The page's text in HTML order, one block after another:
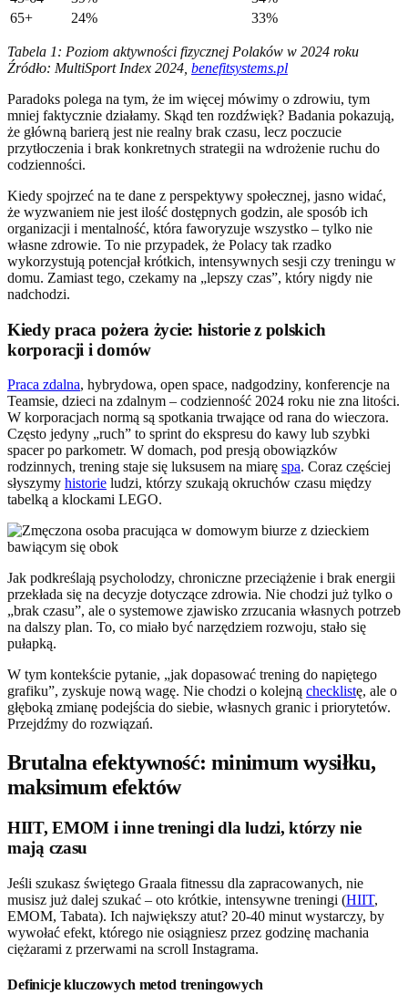
65+
24% 33%
Tabela 1: Poziom aktywności fizycznej Polaków w 2024 roku
Źródło: MultiSport Index 2024, benefitsystems.pl
Paradoks polega na tym, że im więcej mówimy o zdrowiu, tym
mniej faktycznie działamy. Skąd ten rozdźwięk? Badania pokazują,
że główną barierą jest nie realny brak czasu, lecz poczucie
przytłoczenia i brak konkretnych strategii na wdrożenie ruchu do
codzienności.
Kiedy spojrzeć na te dane z perspektywy społecznej, jasno widać,
że wyzwaniem nie jest ilość dostępnych godzin, ale sposób ich
organizacji i mentalność, która faworyzuje wszystko – tylko nie
własne zdrowie. To nie przypadek, że Polacy tak rzadko
wykorzystują potencjał krótkich, intensywnych sesji czy treningu w
domu. Zamiast tego, czekamy na „lepszy czas”, który nigdy nie
nadchodzi.
Kiedy praca pożera życie: historie z polskich
korporacji i domów
Praca zdalna, hybrydowa, open space, nadgodziny, konferencje na
Teamsie, dzieci na zdalnym – codzienność 2024 roku nie zna litości.
W korporacjach normą są spotkania trwające od rana do wieczora.
Często jedyny „ruch” to sprint do ekspresu do kawy lub szybki
spacer po parkometr. W domach, pod presją obowiązków
rodzinnych, trening staje się luksusem na miarę spa. Coraz częściej
słyszymy historie ludzi, którzy szukają okruchów czasu między
tabelką a klockami LEGO.
Jak podkreślają psycholodzy, chroniczne przeciążenie i brak energii
przekłada się na decyzje dotyczące zdrowia. Nie chodzi już tylko o
„brak czasu”, ale o systemowe zjawisko zrzucania własnych potrzeb
na dalszy plan. To, co miało być narzędziem rozwoju, stało się
pułapką.
W tym kontekście pytanie, „jak dopasować trening do napiętego
grafiku”, zyskuje nową wagę. Nie chodzi o kolejną checklistę, ale o
głęboką zmianę podejścia do siebie, własnych granic i priorytetów.
Przejdźmy do rozwiązań.
Brutalna efektywność: minimum wysiłku,
maksimum efektów
HIIT, EMOM i inne treningi dla ludzi, którzy nie
mają czasu
Jeśli szukasz świętego Graala fitnessu dla zapracowanych, nie
musisz już dalej szukać – oto krótkie, intensywne treningi (HIIT,
EMOM, Tabata). Ich największy atut? 20-40 minut wystarczy, by
wywołać efekt, którego nie osiągniesz przez godzinę machania
ciężarami z przerwami na scroll Instagrama.
Definicje kluczowych metod treningowych